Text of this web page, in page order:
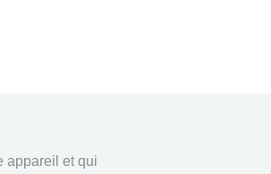
appareil et qui